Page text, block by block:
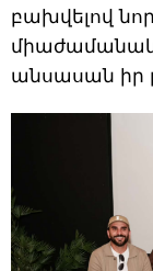
բախվելով
անսասան իր